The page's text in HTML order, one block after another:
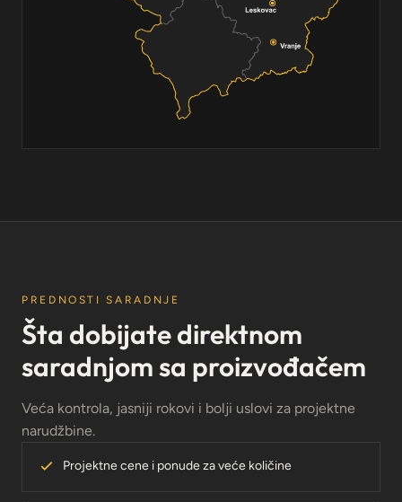
PREDNOSTI SARADNJE
Šta dobijate direktnom
saradnjom sa proizvođačem
Veća kontrola, jasniji rokovi i bolji uslovi za projektne
narudžbine.
Projektne cene i ponude za veće količine